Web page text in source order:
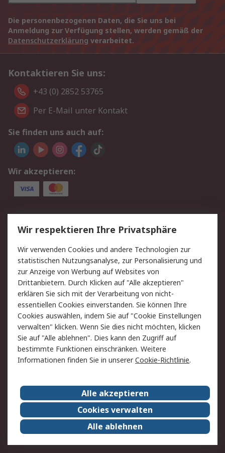
Die personenbezogenen Daten, die Sie uns bei
Anmeldung zur Verfügung stellen, werden gemäß der
Datenschutzerklärung verarbeitet.
Kontaktieren Sie uns:
+43 (0) 2852 53765
Per E-Mail unter Kontakt
Sie finden uns auch auf:
Wir akzeptieren:
Service
Value Added Services
Lieferlösungen
Rücksendung/Entsorgung Kontakt
Hilfe
Rechtliches
RS Verkaufs- und
Lieferbedingungen
Datenschutz
Cookie-Richtlinie
Zahlungsbedingungen
Impressum
Webseite Konditionen
RS weltweit
Karriere bei RS
Nachhaltigkeit
Qualität/Zertifikate
Presse-Center
Event-Center
Wir respektieren Ihre Privatsphäre
Wir verwenden Cookies und andere Technologien zur
statistischen Nutzungsanalyse, zur Personalisierung und
zur Anzeige von Werbung auf Websites von
Drittanbietern. Durch Klicken auf "Alle akzeptieren"
erklären Sie sich mit der Verarbeitung von nicht-
essentiellen Cookies einverstanden. Sie können Ihre
Cookies auswählen, indem Sie auf "Cookie Einstellungen
verwalten" klicken. Wenn Sie dies nicht möchten, klicken
Sie auf "Alle ablehnen". Dies kann den Zugriff auf
bestimmte Funktionen einschränken. Weitere
Informationen finden Sie in unsererCookie-Richtlinie.
Alle akzeptieren
Cookies verwalten
Alle ablehnen